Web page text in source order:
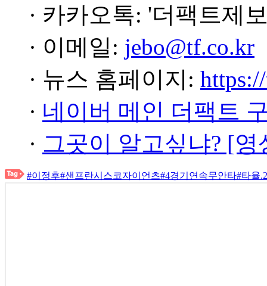
· 카카오톡: '더팩트제
· 이메일: jebo@tf.co.kr
· 뉴스 홈페이지:
· 네이버 메인 더팩트
· 그곳이 알고싶냐? [
#이정후#샌프란시스코자이언츠#4경기연속무안타#타율